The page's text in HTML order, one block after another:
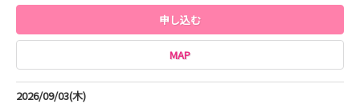
申し込む
MAP
2026/09/03(木)